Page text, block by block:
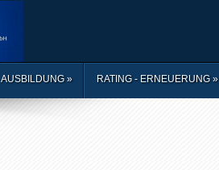
AUSBILDUNG» RATING - ERNEUERUNG»